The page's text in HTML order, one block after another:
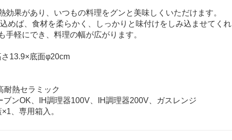
効果があり、いつもの料理をグンと美味しくいただけます。
めば、食材を柔らかく、しっかりと味付けをしみ込ませてくれ
手軽にでき、料理の幅が広がります。
13.9×底面φ20cm
耐熱セラミック
ンOK、IH調理器100V、IH調理器200V、ガスレンジ
、専用箱入。